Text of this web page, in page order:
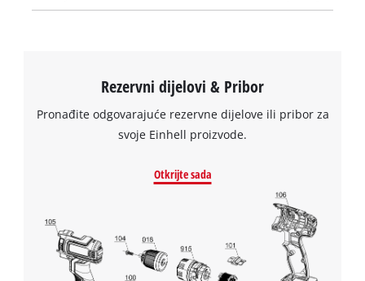
Rezervni dijelovi & Pribor
Pronađite odgovarajuće rezervne dijelove ili pribor za
svoje Einhell proizvode.
Otkrijte sada